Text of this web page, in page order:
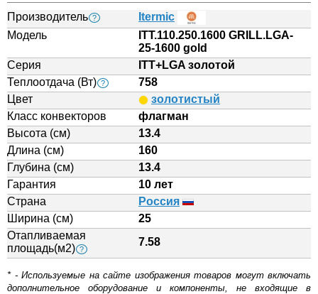
Производитель ?
Itermic
Модель
ITT.110.250.1600 GRILL.LGA-
25-1600 gold
Серия
ITT+LGA золотой
Теплоотдача (Вт) ?
758
Цвет
золотистый
Класс конвекторов
флагман
Высота (см)
13.4
Длина (см)
160
Глубина (см)
13.4
Гарантия
10 лет
Страна
Россия
Ширина (см)
25
Отапливаемая
площадь(м2) ?
7.58
* - Используемые на сайте изображения товаров могут включать
дополнительное оборудование и компоненты, не входящие в